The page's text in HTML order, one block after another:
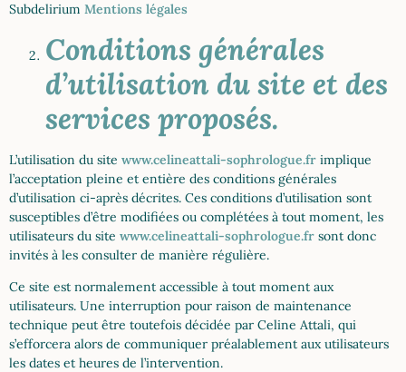
Subdelirium Mentions légales
Conditions générales
d’utilisation du site et des
services proposés.
L’utilisation du site www.celineattali-sophrologue.fr implique
l’acceptation pleine et entière des conditions générales
d’utilisation ci-après décrites. Ces conditions d’utilisation sont
susceptibles d’être modifiées ou complétées à tout moment, les
utilisateurs du site www.celineattali-sophrologue.fr sont donc
invités à les consulter de manière régulière.
Ce site est normalement accessible à tout moment aux
utilisateurs. Une interruption pour raison de maintenance
technique peut être toutefois décidée par Celine Attali, qui
s’efforcera alors de communiquer préalablement aux utilisateurs
les dates et heures de l’intervention.